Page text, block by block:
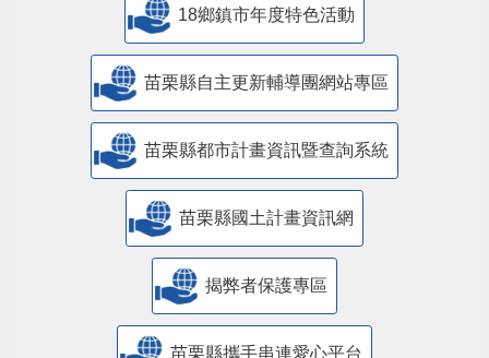
18鄉鎮市年度特色活動
苗栗縣自主更新輔導團網站專區
苗栗縣都市計畫資訊暨查詢系統
苗栗縣國土計畫資訊網
揭弊者保護專區
苗栗縣攜手串連愛心平台